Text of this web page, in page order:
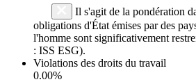
Il s'agit de la pondération
obligations d'État émises par des
l'homme sont significativement
: ISS ESG).
Violations des droits du travail
0.00%